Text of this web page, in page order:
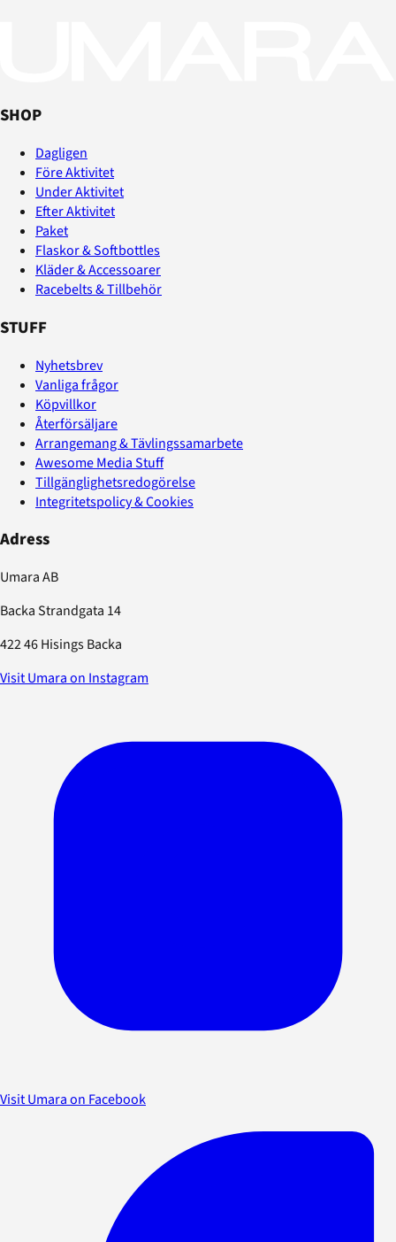
SHOP
Dagligen
Före Aktivitet
Under Aktivitet
Efter Aktivitet
Paket
Flaskor & Softbottles
Kläder & Accessoarer
Racebelts & Tillbehör
STUFF
Nyhetsbrev
Vanliga frågor
Köpvillkor
Återförsäljare
Arrangemang & Tävlingssamarbete
Awesome Media Stuff
Tillgänglighetsredogörelse
Integritetspolicy & Cookies
Adress
Umara AB
Backa Strandgata 14
422 46 Hisings Backa
Visit Umara on Instagram
Visit Umara on Facebook